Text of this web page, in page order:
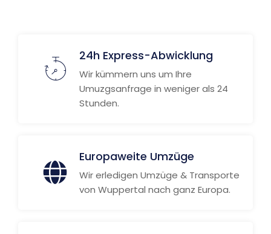
24h Express-Abwicklung
Wir kümmern uns um Ihre
Umuzgsanfrage in weniger als 24
Stunden.
Europaweite Umzüge
Wir erledigen Umzüge & Transporte
von Wuppertal nach ganz Europa.